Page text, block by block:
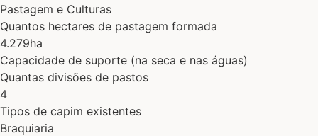
Pastagem e Culturas
Quantos hectares de pastagem formada
4.279ha
Capacidade de suporte (na seca e nas águas)
Quantas divisões de pastos
4
Tipos de capim existentes
Braquiaria